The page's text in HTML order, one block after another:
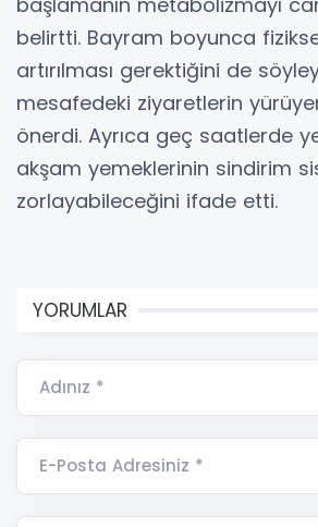
belirtti. Bayram boyunca
artırılması gerektiğini de
mesafedeki ziyaretlerin
önerdi. Ayrıca geç saatlerde
akşam yemeklerinin sindirim
zorlayabileceğini ifade etti.
YORUMLAR
Adınız *
E-Posta Adresiniz *